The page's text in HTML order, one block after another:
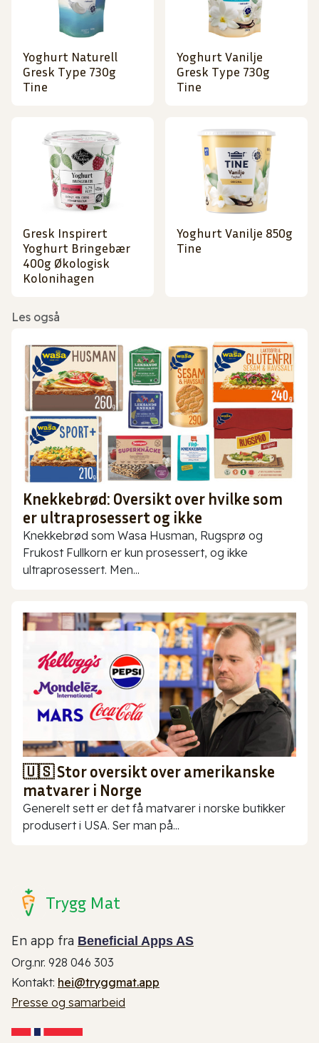
Yoghurt Naturell
Gresk Type 730g
Tine
Yoghurt Vanilje
Gresk Type 730g
Tine
Gresk Inspirert
Yoghurt Bringebær
400g Økologisk
Kolonihagen
Yoghurt Vanilje 850g
Tine
Les også
Knekkebrød: Oversikt over hvilke som
er ultraprosessert og ikke
Knekkebrød som Wasa Husman, Rugsprø og
Frukost Fullkorn er kun prosessert, og ikke
ultraprosessert. Men...
🇺🇸 Stor oversikt over amerikanske
matvarer i Norge
Generelt sett er det få matvarer i norske butikker
produsert i USA. Ser man på...
Trygg Mat
En app fra Beneficial Apps AS
Org.nr. 928 046 303
Kontakt: hei@tryggmat.app
Presse og samarbeid